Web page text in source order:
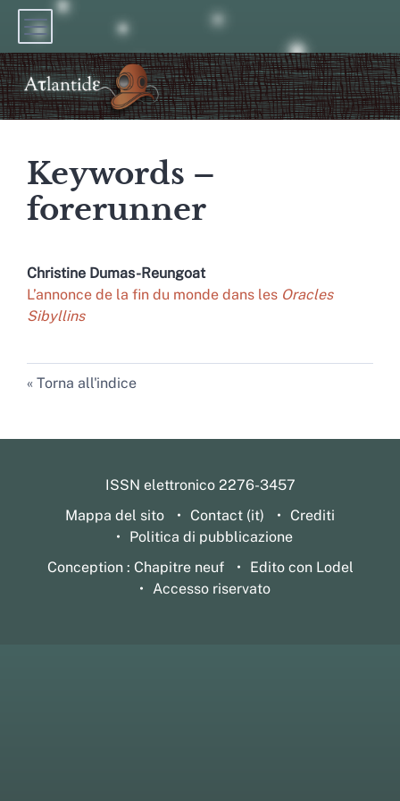
Keywords –
forerunner
Christine Dumas-Reungoat
L’annonce de la fin du monde dans les Oracles
Sibyllins
Torna all'indice
ISSN elettronico 2276-3457
Mappa del sito
Contact (it)
Crediti
Politica di pubblicazione
Conception : Chapitre neuf
Edito con Lodel
Accesso riservato